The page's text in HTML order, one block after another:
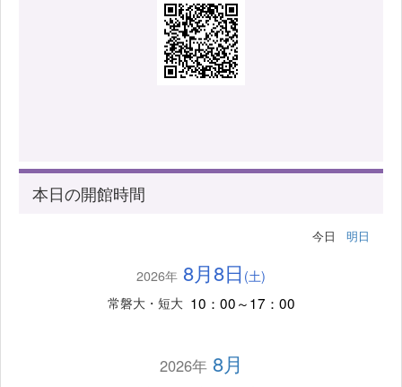
本日の開館時間
今日 明日
2026年 8月8日 (土)
常磐大・短大 10：00～17：00
2026年8月